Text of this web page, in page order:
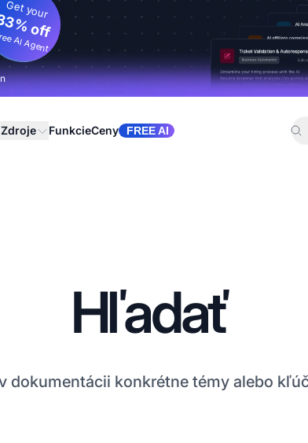
Get your
off
AI Agent
Zdroje FunkcieCeny FREE AI
Hľadať
dokumentácii konkrétne témy alebo